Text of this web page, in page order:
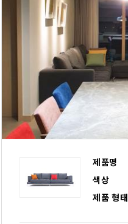
제품명
색상
제품 형태